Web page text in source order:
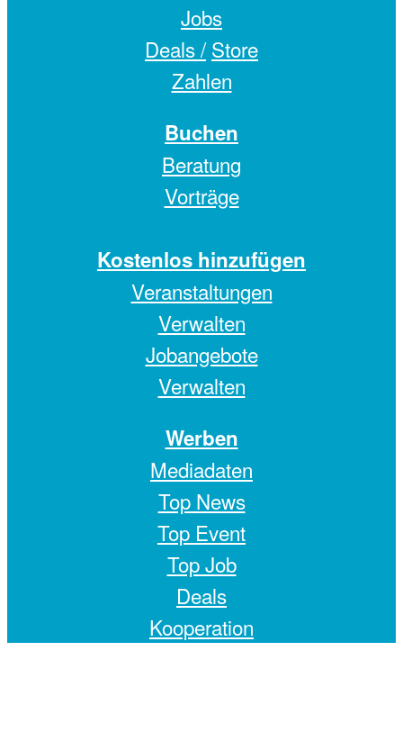
Jobs
Deals / Store
Zahlen
Buchen
Beratung
Vorträge
Kostenlos hinzufügen
Veranstaltungen
Verwalten
Jobangebote
Verwalten
Werben
Mediadaten
Top News
Top Event
Top Job
Deals
Kooperation